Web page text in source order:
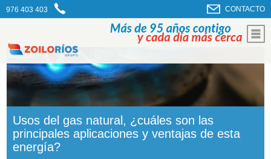
976 403 403 CONTACTO
Usos del gas natural, ¿cuáles son las
principales aplicaciones y ventajas de esta
energía?